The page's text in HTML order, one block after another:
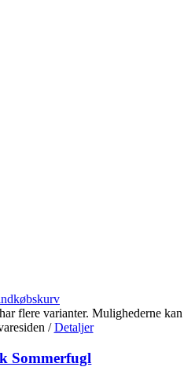
flere varianter. Mulighederne kan
/ Detaljer
Sommerfugl